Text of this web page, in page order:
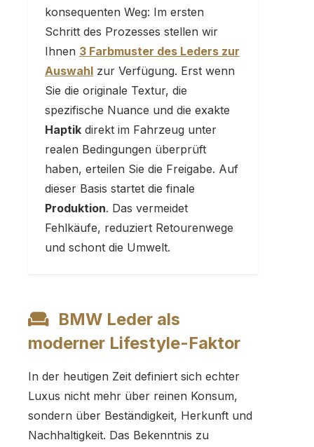
konsequenten Weg: Im ersten
Schritt des Prozesses stellen wir
Ihnen 3 Farbmuster des Leders zur
Auswahl zur Verfügung. Erst wenn
Sie die originale Textur, die
spezifische Nuance und die exakte
Haptik direkt im Fahrzeug unter
realen Bedingungen überprüft
haben, erteilen Sie die Freigabe. Auf
dieser Basis startet die finale
Produktion. Das vermeidet
Fehlkäufe, reduziert Retourenwege
und schont die Umwelt.
BMW Leder als
moderner Lifestyle-Faktor
In der heutigen Zeit definiert sich echter
Luxus nicht mehr über reinen Konsum,
sondern über Beständigkeit, Herkunft und
Nachhaltigkeit. Das Bekenntnis zu